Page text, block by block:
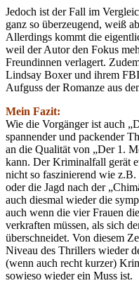
Jedoch ist der Fall im
ganz so überzeugend, weiß
Allerdings kommt die
weil der Autor den Fokus
Freundinnen verlagert.
Lindsay Boxer und ihrem
Aufguss der Romanze aus
Mein Fazit:
Wie die Vorgänger ist auch
spannender und packender
an die Qualität von „Der 1.
kann. Der Kriminalfall gerät
nicht so faszinierend wie
oder die Jagd nach der
auch diesmal wieder die
auch wenn die vier Frauen
verkraften müssen, als sich
überschneidet. Von diesem
Niveau des Thrillers wieder
(wenn auch recht kurzer)
sowieso wieder ein Muss ist.